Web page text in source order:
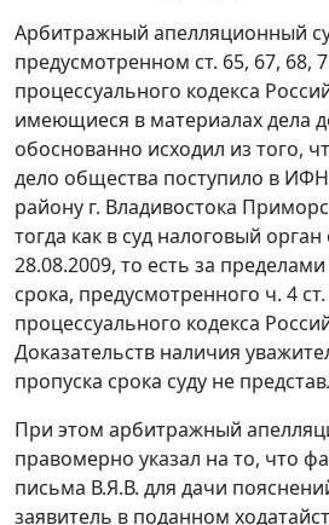
Арбитражный апелляционный
предусмотренном ст. 65, 67, 68,
процессуального кодекса
имеющиеся в материалах дела
обоснованно исходил из того,
дело общества поступило в
району г. Владивостока
тогда как в суд налоговый
28.08.2009, то есть за
срока, предусмотренного ч. 4
процессуального кодекса
Доказательств наличия
пропуска срока суду не
При этом арбитражный
правомерно указал на то, что
письма В.Я.В. для дачи
заявитель в поданном